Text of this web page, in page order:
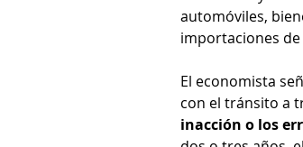
automóviles,
importaciones
El economista
con el tránsito a
inacción o los